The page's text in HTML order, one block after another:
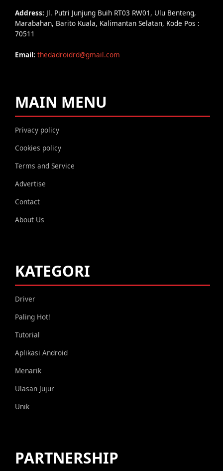
Address: Jl. Putri Junjung Buih RT03 RW01, Ulu Benteng,
Marabahan, Barito Kuala, Kalimantan Selatan, Kode Pos :
70511
Email: thedadroidrd@gmail.com
MAIN MENU
Privacy policy
Cookies policy
Terms and Service
Advertise
Contact
About Us
KATEGORI
Driver
Paling Hot!
Tutorial
Aplikasi Android
Menarik
Ulasan Jujur
Unik
PARTNERSHIP